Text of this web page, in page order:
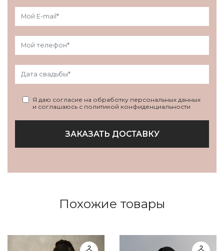
Я даю согласие на обработку персональных данных
и соглашаюсь с политикой конфиденциальности
ЗАКАЗАТЬ ДОСТАВКУ
Похожие товары